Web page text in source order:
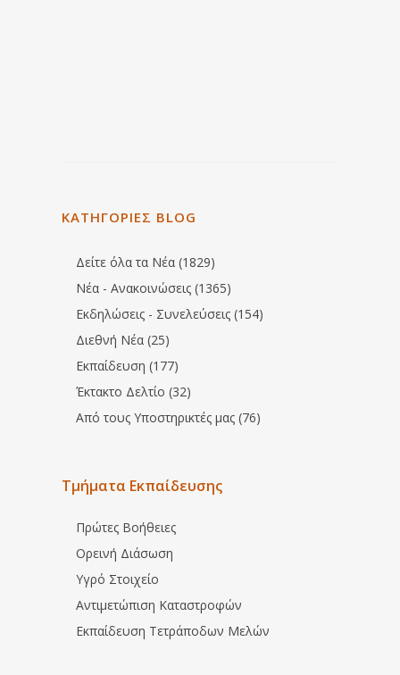
ΚΑΤΗΓΟΡΙΕΣ BLOG
Δείτε όλα τα Νέα (1829)
Νέα - Ανακοινώσεις (1365)
Εκδηλώσεις - Συνελεύσεις (154)
Διεθνή Νέα (25)
Εκπαίδευση (177)
Έκτακτο Δελτίο (32)
Από τους Υποστηρικτές μας (76)
Τμήματα Εκπαίδευσης
Πρώτες Βοήθειες
Ορεινή Διάσωση
Υγρό Στοιχείο
Αντιμετώπιση Καταστροφών
Εκπαίδευση Τετράποδων Μελών